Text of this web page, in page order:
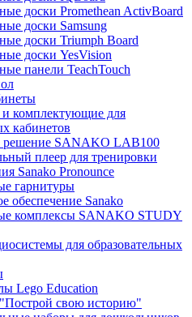
доски Promethean ActivBoard
доски Samsung
доски Triumph Board
доски YesVision
панели TeachTouch
и комплектующие для
кабинетов
решение SANAKO LAB100
плеер для тренировки
Sanako Pronounce
гарнитуры
обеспечение Sanako
комплексы SANAKO STUDY
для образовательных
Lego Education
свою историю"